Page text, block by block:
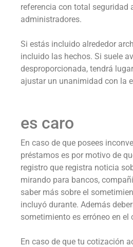
referencia con total seguridad
administradores.
Si estás incluido alrededor
incluido las hechos. Si suele
desproporcionada, tendrá
ajustar un unanimidad con la
es caro
En caso de que posees
préstamos es por motivo de
registro que registra noticia
mirando para bancos,
saber más sobre el
incluyó durante. Además
sometimiento es erróneo en
En caso de que tu cotización